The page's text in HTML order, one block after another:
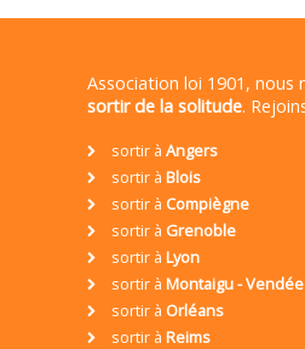
Association loi 1901, nous
sortir de la solitude.
sortir à Angers
sortir à Blois
sortir à Compiègne
sortir à Grenoble
sortir à Lyon
sortir à Montaigu - Vendée
sortir à Orléans
sortir à Reims